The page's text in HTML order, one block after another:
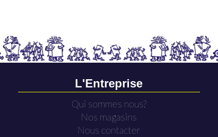
L'Entreprise
Qui sommes nous?
Nos magasins
Nous contacter